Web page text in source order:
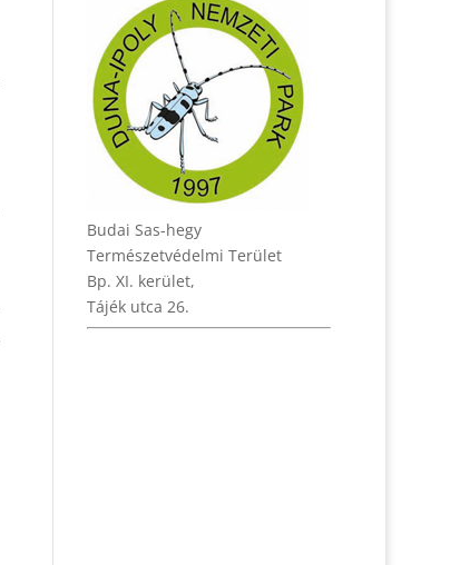
Budai Sas-hegy
Természetvédelmi Terület
Bp. XI. kerület,
Tájék utca 26.